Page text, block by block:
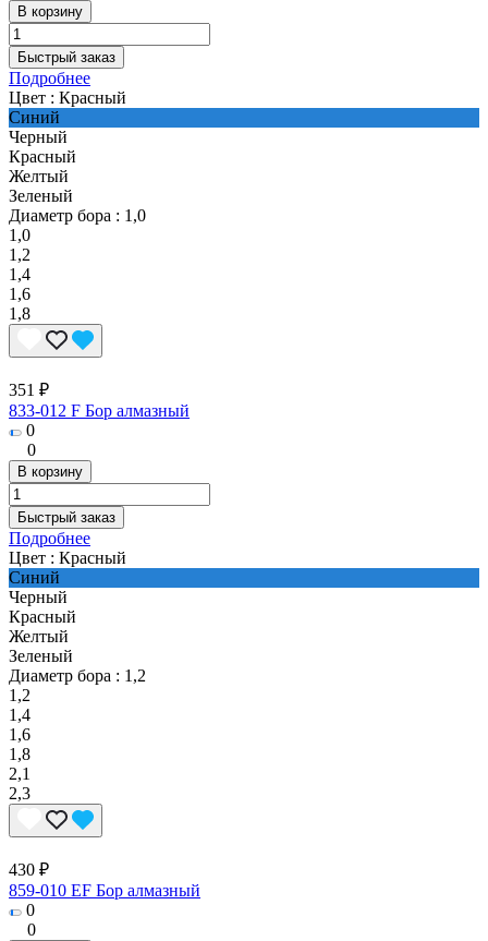
В корзину
Быстрый заказ
Подробнее
Цвет : Красный
Синий
Черный
Красный
Желтый
Зеленый
Диаметр бора : 1,0
1,0
1,2
1,4
1,6
1,8
351 ₽
833-012 F Бор алмазный
0
0
В корзину
Быстрый заказ
Подробнее
Цвет : Красный
Синий
Черный
Красный
Желтый
Зеленый
Диаметр бора : 1,2
1,2
1,4
1,6
1,8
2,1
2,3
430 ₽
859-010 EF Бор алмазный
0
0